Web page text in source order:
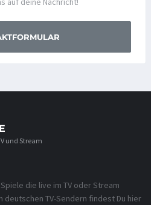
und Stream
die live im TV oder Stream
TV-Sendern findest Du hier